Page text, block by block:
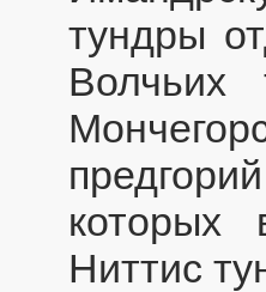
тундры
которых
Ниттис